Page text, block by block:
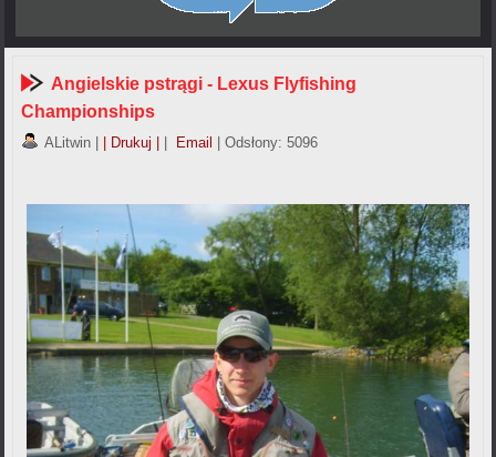
Angielskie pstrągi - Lexus Flyfishing
Championships
ALitwin | Drukuj | Email | Odsłony: 5096